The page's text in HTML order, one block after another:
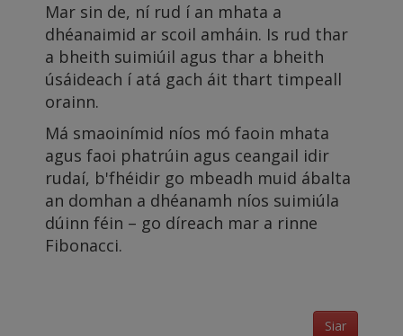
Mar sin de, ní rud í an mhata a
dhéanaimid ar scoil amháin. Is rud thar
a bheith suimiúil agus thar a bheith
úsáideach í atá gach áit thart timpeall
orainn.
Má smaoinímid níos mó faoin mhata
agus faoi phatrúin agus ceangail idir
rudaí, b'fhéidir go mbeadh muid ábalta
an domhan a dhéanamh níos suimiúla
dúinn féin – go díreach mar a rinne
Fibonacci.